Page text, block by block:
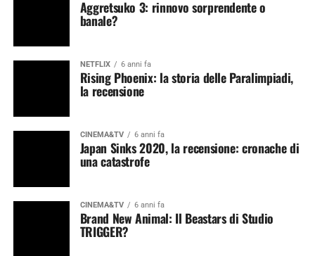
Aggretsuko 3: rinnovo sorprendente o
banale?
NETFLIX 6 anni fa
Rising Phoenix: la storia delle Paralimpiadi,
la recensione
CINEMA&TV 6 anni fa
Japan Sinks 2020, la recensione: cronache di
una catastrofe
CINEMA&TV 6 anni fa
Brand New Animal: Il Beastars di Studio
TRIGGER?